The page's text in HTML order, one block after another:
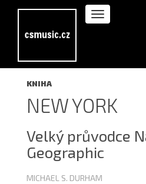
KNIHA
NEW YORK
Velký průvodce
Geographic
MICHAEL S. DURHAM